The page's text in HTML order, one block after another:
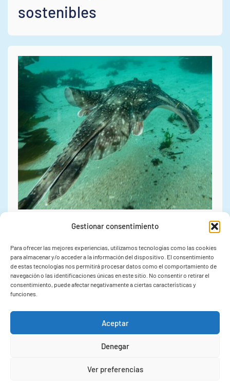
Gestionar consentimiento
Para ofrecer las mejores experiencias, utilizamos tecnologías como las cookies
para almacenar y/o acceder a la información del dispositivo. El consentimiento
de estas tecnologías nos permitirá procesar datos como el comportamiento de
navegación o las identificaciones únicas en este sitio. No consentir o retirar el
consentimiento, puede afectar negativamente a ciertas características y
funciones.
Aceptar
Denegar
Ver preferencias
sostenibles
El IIM-CSIC culmina el
proyecto MOVE y presentará
sus avances sobre
conectividad marina en el
congreso internacional
IMARCO 2026